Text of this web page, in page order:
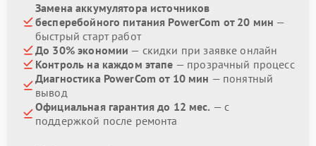
Замена аккумулятора источников
бесперебойного питания PowerCom от 20 мин —
быстрый старт работ
До 30% экономии — скидки при заявке онлайн
Контроль на каждом этапе — прозрачный процесс
Диагностика PowerCom от 10 мин — понятный
вывод
Официальная гарантия до 12 мес. — с
поддержкой после ремонта